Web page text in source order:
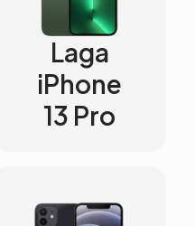
Laga
iPhone
13 Pro